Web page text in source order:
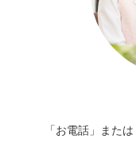
「お電話」または